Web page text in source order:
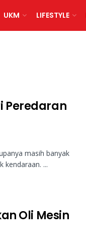
UKM LIFESTYLE
Peredaran
masih banyak
kendaraan. ...
Oli Mesin